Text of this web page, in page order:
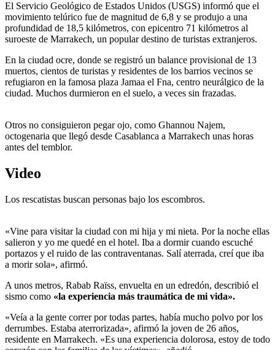
El Servicio Geológico de Estados Unidos (USGS) informó que el
movimiento telúrico fue de magnitud de 6,8 y se produjo a una
profundidad de 18,5 kilómetros, con epicentro 71 kilómetros al
suroeste de Marrakech, un popular destino de turistas extranjeros.
En la ciudad ocre, donde se registró un balance provisional de 13
muertos, cientos de turistas y residentes de los barrios vecinos se
refugiaron en la famosa plaza Jamaa el Fna, centro neurálgico de la
ciudad. Muchos durmieron en el suelo, a veces sin frazadas.
Otros no consiguieron pegar ojo, como Ghannou Najem,
octogenaria que llegó desde Casablanca a Marrakech unas horas
antes del temblor.
Video
Los rescatistas buscan personas bajo los escombros.
«Vine para visitar la ciudad con mi hija y mi nieta. Por la noche ellas
salieron y yo me quedé en el hotel. Iba a dormir cuando escuché
portazos y el ruido de las contraventanas. Salí aterrada, creí que iba
a morir sola», afirmó.
A unos metros, Rabab Raïss, envuelta en un edredón, describió el
sismo como «la experiencia más traumática de mi vida».
«Veía a la gente correr por todas partes, había mucho polvo por los
derrumbes. Estaba aterrorizada», afirmó la joven de 26 años,
residente en Marrakech. «Es una experiencia dolorosa, estoy de todo